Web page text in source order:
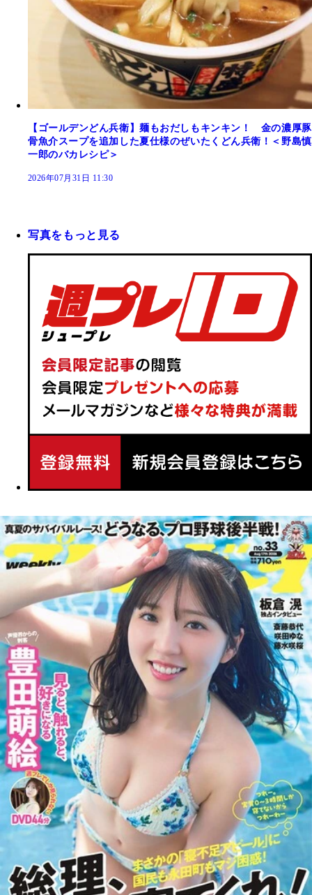
【ゴールデンどん兵衛】麺もおだしもキンキン！ 金の濃厚豚
骨魚介スープを追加した夏仕様のぜいたくどん兵衛！＜野島慎
一郎のバカレシピ＞
2026年07月31日 11:30
写真をもっと見る